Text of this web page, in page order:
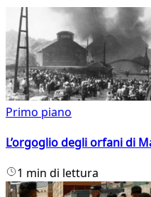
Primo piano
L’orgoglio degli orfani di
1 min di lettura